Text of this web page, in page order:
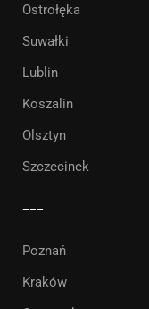
Ostrołęka
Suwałki
Lublin
Koszalin
Olsztyn
Szczecinek
Poznań
Kraków